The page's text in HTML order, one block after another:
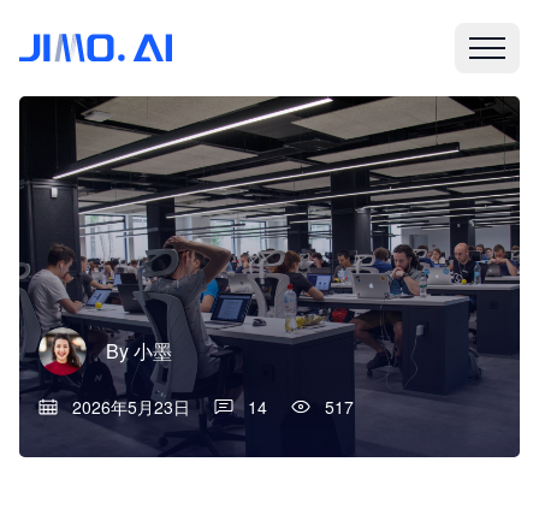
By小墨
2026年5月23日 14 517